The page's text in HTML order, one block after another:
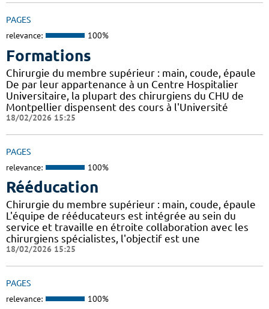
PAGES
relevance: 100%
Formations
Chirurgie du membre supérieur : main, coude, épaule
De par leur appartenance à un Centre Hospitalier
Universitaire, la plupart des chirurgiens du CHU de
Montpellier dispensent des cours à l'Université
18/02/2026 15:25
PAGES
relevance: 100%
Rééducation
Chirurgie du membre supérieur : main, coude, épaule
L'équipe de rééducateurs est intégrée au sein du
service et travaille en étroite collaboration avec les
chirurgiens spécialistes, l'objectif est une
18/02/2026 15:25
PAGES
relevance: 100%